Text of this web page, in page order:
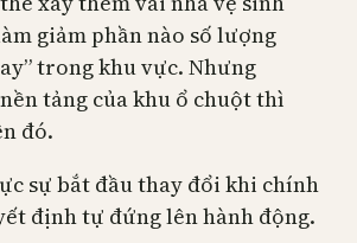
giảm phần nào số lượng
trong khu vực. Nhưng
tảng của khu ổ chuột thì
đó.
sự bắt đầu thay đổi khi chính
định tự đứng lên hành động.